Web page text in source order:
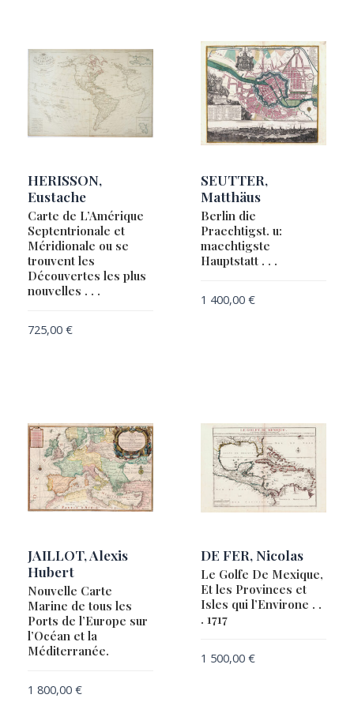
HERISSON,
Eustache
Carte de L’Amérique
Septentrionale et
Méridionale ou se
trouvent les
Découvertes les plus
nouvelles . . .
725,00 €
SEUTTER,
Matthäus
Berlin die
Praechtigst. u:
maechtigste
Hauptstatt . . .
1 400,00 €
JAILLOT, Alexis
Hubert
Nouvelle Carte
Marine de tous les
Ports de l’Europe sur
l’Océan et la
Méditerranée.
1 800,00 €
DE FER, Nicolas
Le Golfe De Mexique,
Et les Provinces et
Isles qui l’Environe . .
. 1717
1 500,00 €